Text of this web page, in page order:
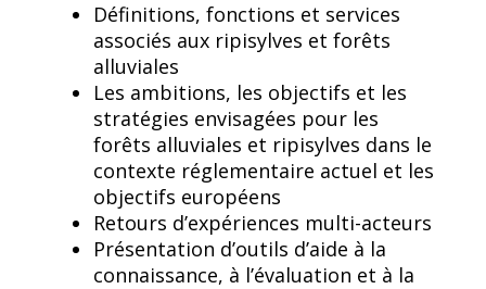
Définitions, fonctions et services
associés aux ripisylves et forêts
alluviales
Les ambitions, les objectifs et les
stratégies envisagées pour les
forêts alluviales et ripisylves dans le
contexte réglementaire actuel et les
objectifs européens
Retours d’expériences multi-acteurs
Présentation d’outils d’aide à la
connaissance, à l’évaluation et à la